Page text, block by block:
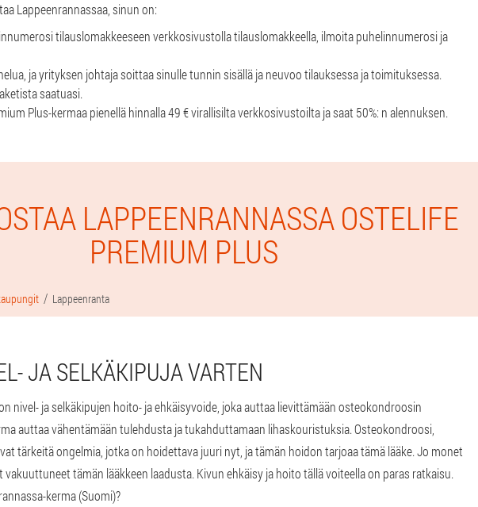
Lappeenrannassaa, sinun on:
tilauslomakkeeseen verkkosivustolla tilauslomakkeella, ilmoita puhelinnumerosi ja
ja yrityksen johtaja soittaa sinulle tunnin sisällä ja neuvoo tilauksessa ja toimituksessa.
saatuasi.
Plus-kermaa pienellä hinnalla 49 € virallisilta verkkosivustoilta ja saat 50%: n alennuksen.
LAPPEENRANNASSA OSTELIFE
PREMIUM PLUS
Lappeenranta
JA SELKÄKIPUJA VARTEN
nivel- ja selkäkipujen hoito- ja ehkäisyvoide, joka auttaa lievittämään osteokondroosin
auttaa vähentämään tulehdusta ja tukahduttamaan lihaskouristuksia. Osteokondroosi,
tärkeitä ongelmia, jotka on hoidettava juuri nyt, ja tämän hoidon tarjoaa tämä lääke. Jo monet
vakuuttuneet tämän lääkkeen laadusta. Kivun ehkäisy ja hoito tällä voiteella on paras ratkaisu.
kerma (Suomi)?